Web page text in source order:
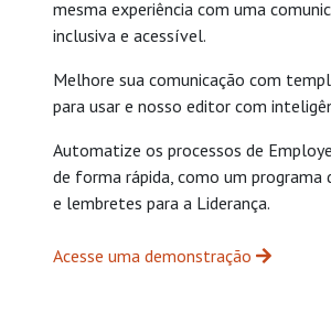
mesma experiência com uma
inclusiva e acessível.
Melhore sua comunicação com
para usar e nosso editor com
Automatize os processos de
de forma rápida, como um programa
e lembretes para a Liderança.
Acesse uma demonstração